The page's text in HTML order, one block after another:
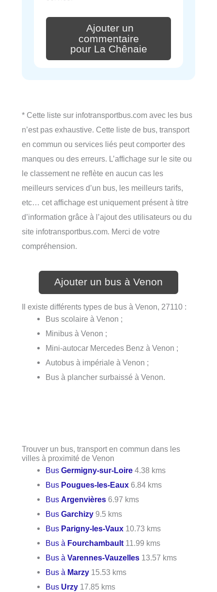
Ajouter un
commentaire
pour La Chênaie
* Cette liste sur infotransportbus.com avec les bus
n’est pas exhaustive. Cette liste de bus, transport
en commun ou services liés peut comporter des
manques ou des erreurs. L’affichage sur le site ou
le classement ne reflète en aucun cas les
meilleurs services d’un bus, les meilleurs tarifs,
etc… cet affichage est uniquement présent à titre
d’information grâce à l’ajout des utilisateurs ou du
site infotransportbus.com. Merci de votre
compréhension.
Ajouter un bus à Venon
Il existe différents types de bus à Venon, 27110 :
Bus scolaire à Venon ;
Minibus à Venon ;
Mini-autocar Mercedes Benz à Venon ;
Autobus à impériale à Venon ;
Bus à plancher surbaissé à Venon.
Trouver un bus, transport en commun dans les
villes à proximité de Venon
BusGermigny-sur-Loire 4.38 kms
Bus Pougues-les-Eaux 6.84 kms
BusArgenvières 6.97 kms
BusGarchizy 9.5 kms
Bus Parigny-les-Vaux 10.73 kms
Bus à Fourchambault 11.99 kms
Bus àVarennes-Vauzelles 13.57 kms
Bus à Marzy 15.53 kms
Bus Urzy 17.85 kms